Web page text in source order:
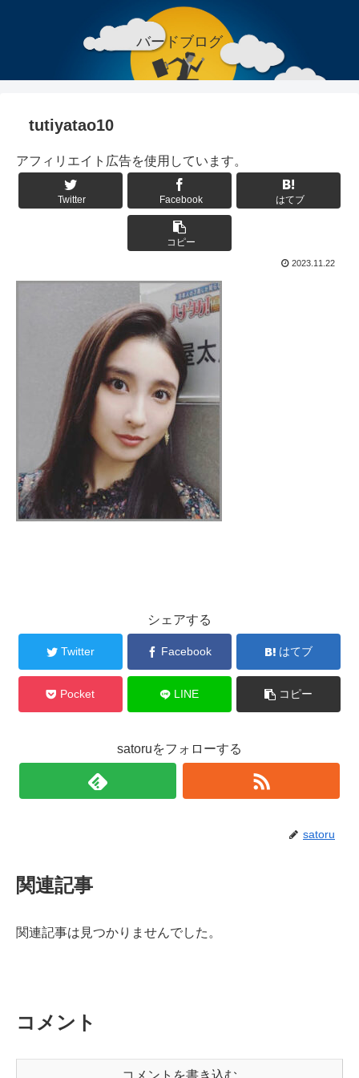
バードブログ
tutiyatao10
アフィリエイト広告を使用しています。
Twitter Facebook はてブ
コピー
2023.11.22
シェアする
Twitter Facebook はてブ
Pocket LINE コピー
satoruをフォローする
satoru
関連記事
関連記事は見つかりませんでした。
コメント
コメントを書き込む